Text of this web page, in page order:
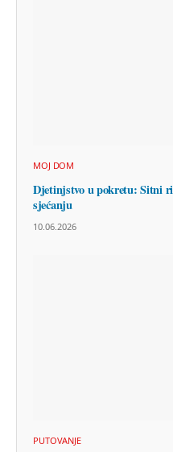
MOJ DOM
Djetinjstvo u pokretu: Sitni
sjećanju
10.06.2026
PUTOVANJE